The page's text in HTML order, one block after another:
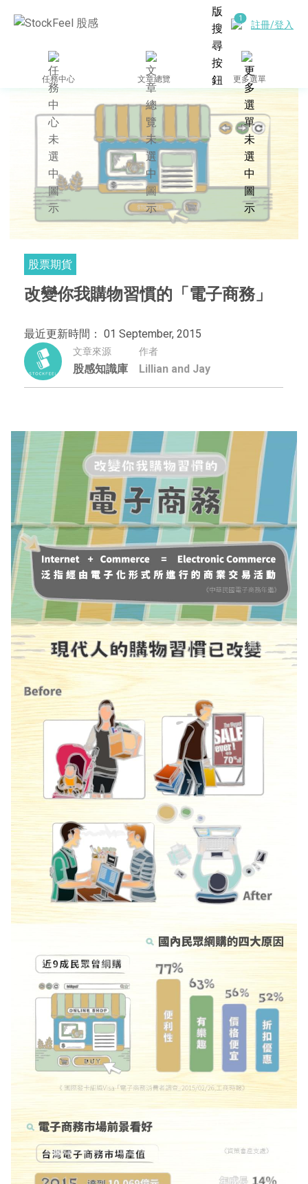
註冊/登入
任務中心 文章總覽 更多選單
股票期貨
改變你我購物習慣的「電子商務」
最近更新時間： 01 September, 2015
文章來源
股感知識庫
作者
Lillian and Jay